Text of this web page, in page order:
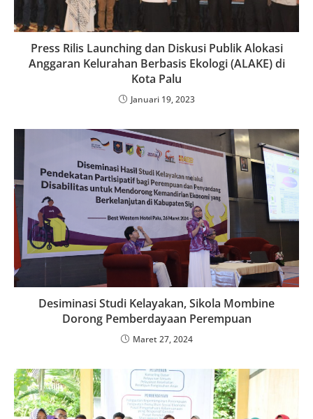
Press Rilis Launching dan Diskusi Publik Alokasi
Anggaran Kelurahan Berbasis Ekologi (ALAKE) di
Kota Palu
Januari 19, 2023
Desiminasi Studi Kelayakan, Sikola Mombine
Dorong Pemberdayaan Perempuan
Maret 27, 2024